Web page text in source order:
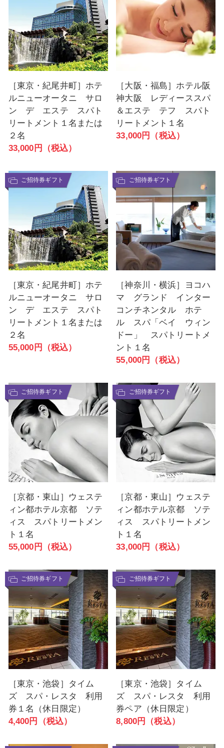
［東京・紀尾井町］ホテ
ルニューオータニ サロ
ン デ エステ スパト
リートメント１名または
２名
33,000円（税込）
［大阪・福島］ホテル阪
神大阪 レディーススパ
＆エステ テフ スパト
リートメント１名
33,000円（税込）
ご招待券ギフト
［東京・紀尾井町］ホテ
ルニューオータニ サロ
ン デ エステ スパト
リートメント１名または
２名
55,000円（税込）
ご招待券ギフト
［神奈川・横浜］ヨコハ
マ グランド インター
コンチネンタル ホテ
ル スパ「ベイ ウィン
ドー」 スパトリートメ
ント１名
55,000円（税込）
ご招待券ギフト
［京都・東山］ウェステ
ィン都ホテル京都 ソテ
ィス スパトリートメン
ト１名
55,000円（税込）
ご招待券ギフト
［京都・東山］ウェステ
ィン都ホテル京都 ソテ
ィス スパトリートメン
ト１名
33,000円（税込）
ご招待券ギフト
［東京・池袋］タイム
ズ スパ・レスタ 利用
券１名（休日限定）
4,400円（税込）
ご招待券ギフト
［東京・池袋］タイム
ズ スパ・レスタ 利用
券ペア（休日限定）
8,800円（税込）